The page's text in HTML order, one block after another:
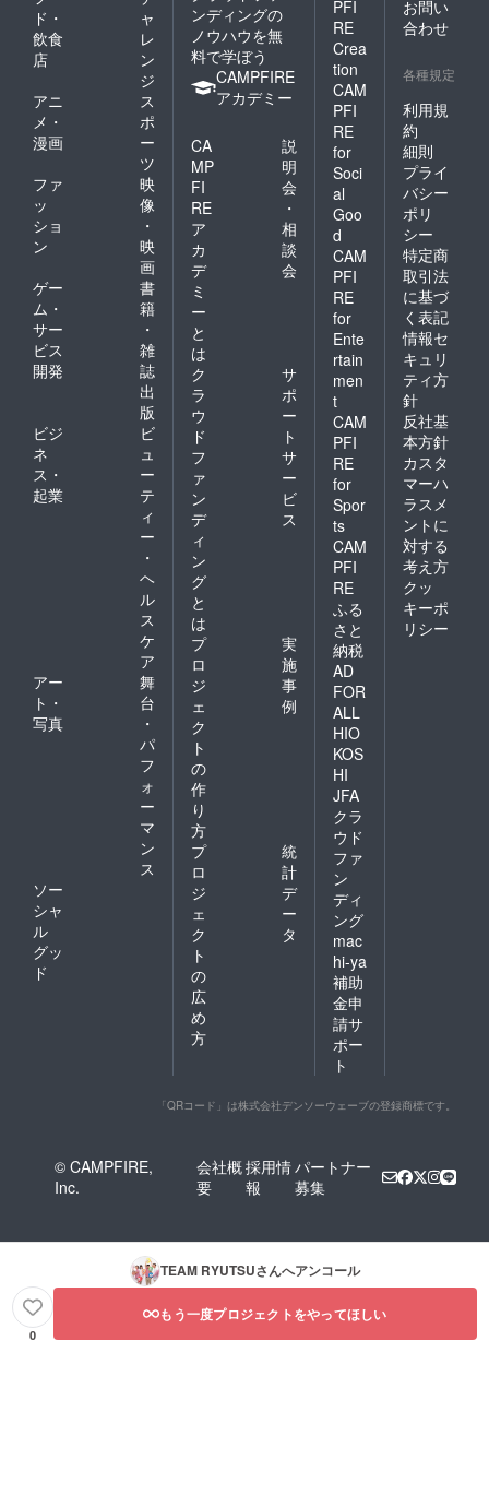
ド・
飲食
店
ャ
レ
ン
ジ
アニ
メ・
漫画
ス
ポ
ー
ツ
ファ
ッ
ショ
ン
映
像
・
映
画
ゲー
ム・
サー
ビス
開発
書
籍
・
雑
誌
出
版
ビジ
ネ
ス・
起業
ビ
ュ
ー
テ
ィ
ー
・
ヘ
ル
ス
ケ
ア
アー
ト・
写真
舞
台
・
パ
フ
ォ
ー
マ
ン
ス
ソー
シャ
ル
グッ
ド
ンディングの
ノウハウを無
料で学ぼう
CAMPFIRE
アカデミー
CA
MP
FI
RE
ア
カ
デ
ミ
ー
と
は
説
明
会
・
相
談
会
ク
ラ
ウ
ド
フ
ァ
ン
デ
ィ
ン
グ
と
は
サ
ポ
ー
ト
サ
ー
ビ
ス
プ
ロ
ジ
ェ
ク
ト
の
作
り
方
実
施
事
例
プ
ロ
ジ
ェ
ク
ト
の
広
め
方
統
計
デ
ー
タ
PFI
RE
Crea
tion
CAM
PFI
RE
for
Soci
al
Goo
d
CAM
PFI
RE
for
Ente
rtain
men
t
CAM
PFI
RE
for
Spor
ts
CAM
PFI
RE
ふる
さと
納税
AD
FOR
ALL
HIO
KOS
HI
JFA
クラ
ウド
ファ
ン
ディ
ング
mac
hi-ya
補助
金申
請サ
ポー
ト
お問い
合わせ
各種規定
利用規
約
細則
プライ
バシー
ポリ
シー
特定商
取引法
に基づ
く表記
情報セ
キュリ
ティ方
針
反社基
本方針
カスタ
マーハ
ラスメ
ントに
対する
考え方
クッ
キーポ
リシー
「QRコード」は株式会社デンソーウェーブの登録商標です。
© CAMPFIRE,
Inc.
会社概
要
採用情
報
パートナー
募集
TEAM RYUTSUさんへアンコール
0
もう一度プロジェクトをやってほしい